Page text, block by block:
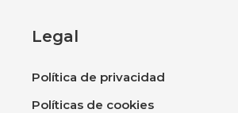
Legal
Política de privacidad
Políticas de cookies